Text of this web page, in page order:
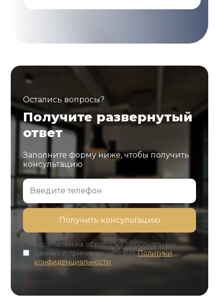
Остались вопросы?
Получите развернутый
ответ
Заполните форму ниже, чтобы получить
консультацию
Я согласен на обработку персональных
данных и принимаю условияПолитики
конфиденциальности